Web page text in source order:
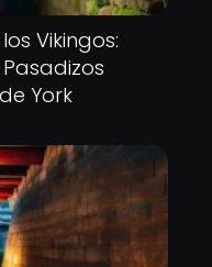
Vikingos:
York